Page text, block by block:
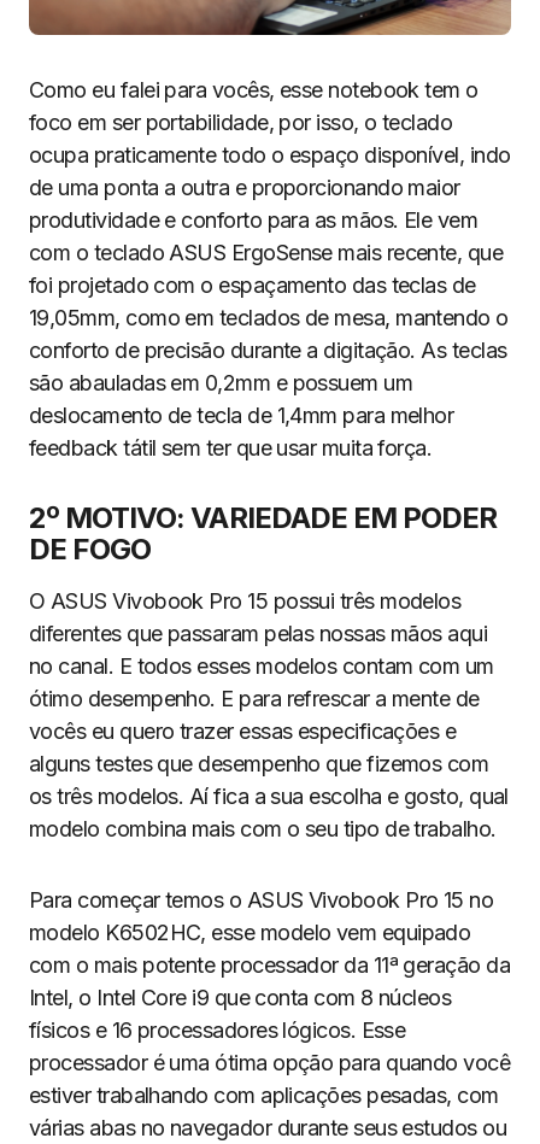
Como eu falei para vocês, esse notebook tem o
foco em ser portabilidade, por isso, o teclado
ocupa praticamente todo o espaço disponível, indo
de uma ponta a outra e proporcionando maior
produtividade e conforto para as mãos. Ele vem
com o teclado ASUS ErgoSense mais recente, que
foi projetado com o espaçamento das teclas de
19,05mm, como em teclados de mesa, mantendo o
conforto de precisão durante a digitação. As teclas
são abauladas em 0,2mm e possuem um
deslocamento de tecla de 1,4mm para melhor
feedback tátil sem ter que usar muita força.
2º MOTIVO: VARIEDADE EM PODER
DE FOGO
O ASUS Vivobook Pro 15 possui três modelos
diferentes que passaram pelas nossas mãos aqui
no canal. E todos esses modelos contam com um
ótimo desempenho. E para refrescar a mente de
vocês eu quero trazer essas especificações e
alguns testes que desempenho que fizemos com
os três modelos. Aí fica a sua escolha e gosto, qual
modelo combina mais com o seu tipo de trabalho.
Para começar temos o ASUS Vivobook Pro 15 no
modelo K6502HC, esse modelo vem equipado
com o mais potente processador da 11ª geração da
Intel, o Intel Core i9 que conta com 8 núcleos
físicos e 16 processadores lógicos. Esse
processador é uma ótima opção para quando você
estiver trabalhando com aplicações pesadas, com
várias abas no navegador durante seus estudos ou